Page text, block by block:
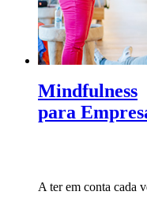
Mindfulness
para
A ter em conta cada